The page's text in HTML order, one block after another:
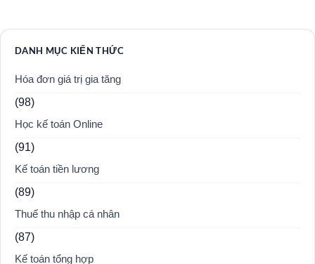
DANH MỤC KIẾN THỨC
Hóa đơn giá trị gia tăng
(98)
Học kế toán Online
(91)
Kế toán tiền lương
(89)
Thuế thu nhập cá nhân
(87)
Kế toán tổng hợp